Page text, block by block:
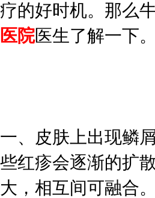
疗的好时机。那么
医院医生了解一下。
一、皮肤上出现鳞
些红疹会逐渐的扩
大，相互间可融合